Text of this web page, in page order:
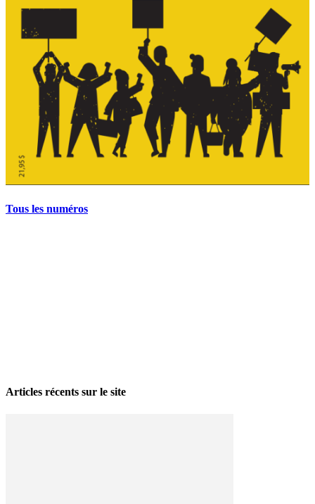
Tous les numéros
Articles récents sur le site